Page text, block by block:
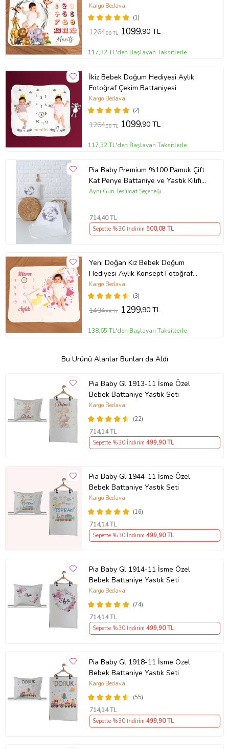
Çekim Battaniyesi
(1)
Kargo Bedava
1264,88 TL 1099,90 TL
117,32 TL'den Başlayan Taksitlerle
İkiz Bebek Doğum Hediyesi Aylık
Fotoğraf Çekim Battaniyesi
(2)
Kargo Bedava
1264,88 TL 1099,90 TL
117,32 TL'den Başlayan Taksitlerle
Pia Baby Premium %100 Pamuk Çift
Kat Penye Battaniye ve Yastık Kılıfı
Yenidoğan Kız Bebek Hediyesi 5020-
Aynı Gün Teslimat Seçeneği
714,40 TL
Sepette %30 İndirim 500,08 TL
Yeni Doğan Kız Bebek Doğum
Hediyesi Aylık Konsept Fotoğraf
Battaniyesi
(3)
Kargo Bedava
1494,88 TL 1299,90 TL
138,65 TL'den Başlayan Taksitlerle
Bu Ürünü Alanlar Bunları da Aldı
Pia Baby Gl 1913-11 İsme Özel
Bebek Battaniye Yastık Seti
(22)
Kargo Bedava
714,14 TL
Sepette %30 İndirim 499,90 TL
Pia Baby Gl 1944-11 İsme Özel
Bebek Battaniye Yastık Seti
(16)
Kargo Bedava
714,14 TL
Sepette %30 İndirim 499,90 TL
Pia Baby Gl 1914-11 İsme Özel
Bebek Battaniye Yastık Seti
(74)
Kargo Bedava
714,14 TL
Sepette %30 İndirim 499,90 TL
Pia Baby Gl 1918-11 İsme Özel
Bebek Battaniye Yastık Seti
(55)
Kargo Bedava
714,14 TL
Sepette %30 İndirim 499,90 TL